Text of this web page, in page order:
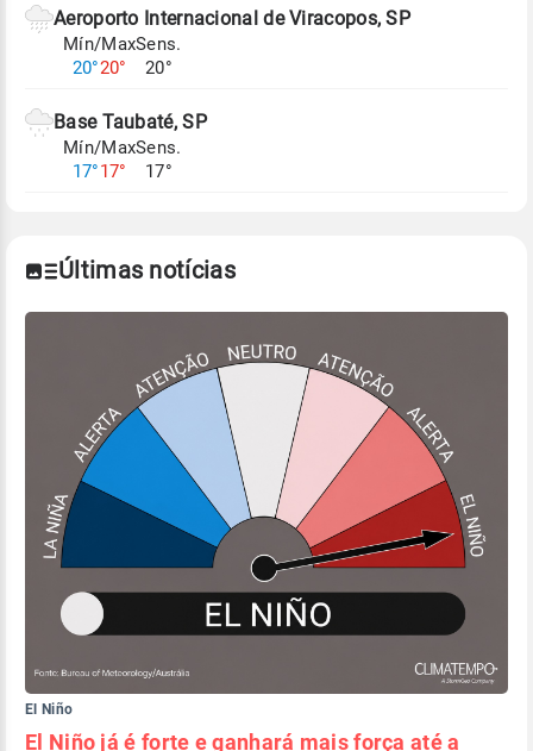
Aeroporto Internacional de Viracopos, SP
Mín/Max
20°20°
Sens.
20°
Base Taubaté, SP
Mín/Max
17°17°
Sens.
17°
Últimas notícias
El Niño
El Niño já é forte e ganhará mais força até a